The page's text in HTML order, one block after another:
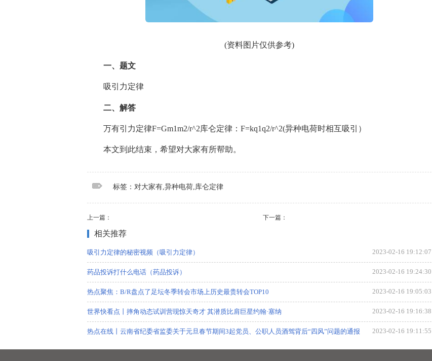
(资料图片仅供参考)
一、题文
吸引力定律
二、解答
万有引力定律F=Gm1m2/r^2库仑定律：F=kq1q2/r^2(异种电荷时相互吸引）
本文到此结束，希望对大家有所帮助。
标签：对大家有,异种电荷,库仑定律
上一篇： 下一篇：
相关推荐
吸引力定律的秘密视频（吸引力定律） 2023-02-16 19:12:07
药品投诉打什么电话（药品投诉） 2023-02-16 19:24:30
热点聚焦：B/R盘点了足坛冬季转会市场上历史最贵转会TOP10 2023-02-16 19:05:03
世界快看点丨摔角动态试训营现惊天奇才 其潜质比肩巨星约翰·塞纳 2023-02-16 19:16:38
热点在线丨云南省纪委省监委关于元旦春节期间3起党员、公职人员酒驾背后“四风”问题的通报 2023-02-16 19:11:55
当前资讯!热搜爆了！石家庄机场回应 2023-02-16 19:10:09